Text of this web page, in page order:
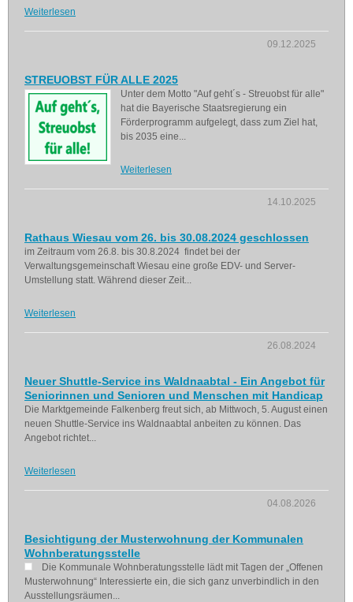
Weiterlesen
09.12.2025
STREUOBST FÜR ALLE 2025
Unter dem Motto "Auf geht´s - Streuobst für alle"
hat die Bayerische Staatsregierung ein
Förderprogramm aufgelegt, dass zum Ziel hat,
bis 2035 eine...
Weiterlesen
14.10.2025
Rathaus Wiesau vom 26. bis 30.08.2024 geschlossen
im Zeitraum vom 26.8. bis 30.8.2024 findet bei der
Verwaltungsgemeinschaft Wiesau eine große EDV- und Server-
Umstellung statt. Während dieser Zeit...
Weiterlesen
26.08.2024
Neuer Shuttle-Service ins Waldnaabtal - Ein Angebot für
Seniorinnen und Senioren und Menschen mit Handicap
Die Marktgemeinde Falkenberg freut sich, ab Mittwoch, 5. August einen
neuen Shuttle-Service ins Waldnaabtal anbeiten zu können. Das
Angebot richtet...
Weiterlesen
04.08.2026
Besichtigung der Musterwohnung der Kommunalen
Wohnberatungsstelle
Die Kommunale Wohnberatungsstelle lädt mit Tagen der „Offenen
Musterwohnung“ Interessierte ein, die sich ganz unverbindlich in den
Ausstellungsräumen...